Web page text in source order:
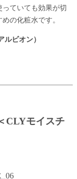
ていても効果が切
の化粧水です。
ビオン）
CLYモイスチ